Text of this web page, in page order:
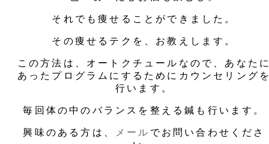
それでも痩せることができました。
その痩せるテクを、お教えします。
この方法は、オートクチュールなので、あなた
あったプログラムにするためにカウンセリング
行います。
毎回体の中のバランスを整える鍼も行います。
興味のある方は、 メール でお問い合わせくださ